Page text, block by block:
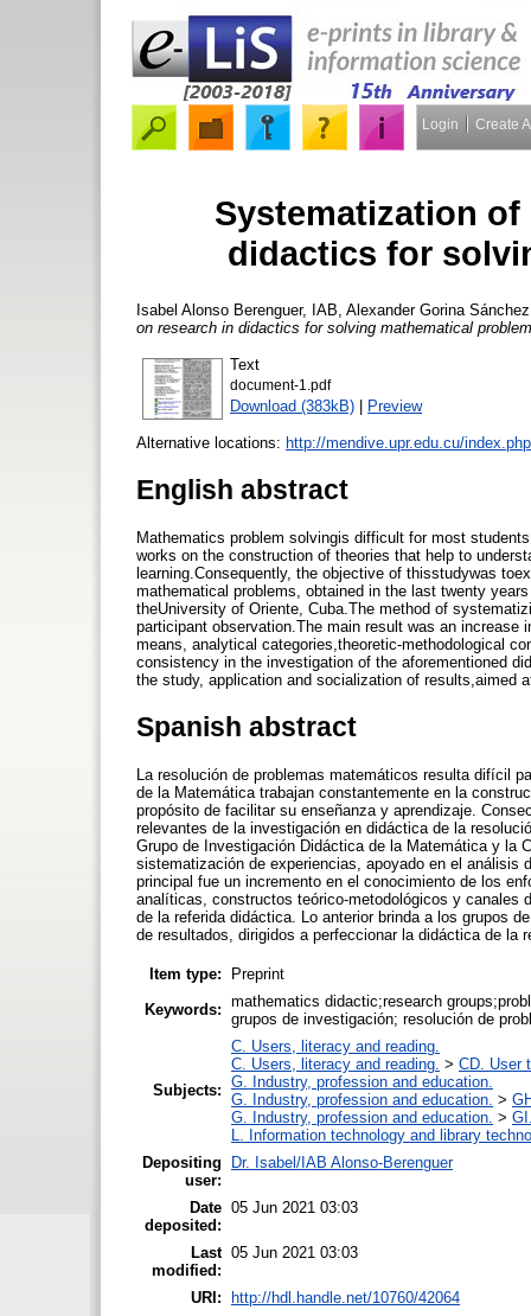
Login Create
Systematization
didactics for
Isabel Alonso Berenguer, IAB Alexander Gorina
on research in didactics for solving mathematical
Text
document-1.pdf
Download (383kB) | Preview
Alternative locations: http://mendive.upr.edu.cu/
English abstract
Mathematics problem solvingis difficult for most
works on the construction of theories that help to
learning.Consequently, the objective of thisstudywas
mathematical problems, obtained in the last twenty
theUniversity of Oriente, Cuba.The method of
participant observation.The main result was an increase
means, analytical categories,theoretic-methodological
consistency in the investigation of the aforementioned
the study, application and socialization of results,aimed
Spanish abstract
La resolución de problemas matemáticos resulta difícil
de la Matemática trabajan constantemente en la
propósito de facilitar su enseñanza y aprendizaje.
relevantes de la investigación en didáctica de la
Grupo de Investigación Didáctica de la Matemática y la
sistematización de experiencias, apoyado en el
principal fue un incremento en el conocimiento de los
analíticas, constructos teórico-metodológicos y canales
de la referida didáctica. Lo anterior brinda a los grupos
de resultados, dirigidos a perfeccionar la didáctica de la
Item type:
Preprint
Keywords: mathematics didactic;research
grupos de investigación; resolución de
Subjects:
C. Users, literacy and reading.
C. Users, literacy and reading. > CD. User
G. Industry, profession and education.
G. Industry, profession and education. >
G. Industry, profession and education. >
L. Information technology and library
Depositing
user:
Dr. Isabel/IAB Alonso-Berenguer
Date
deposited:
05 Jun 2021 03:03
Last
modified:
05 Jun 2021 03:03
URI: http://hdl.handle.net/10760/42064